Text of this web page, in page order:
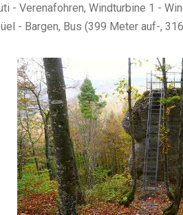
- Verenafohren, Windturbine 1 -
- Bargen, Bus (399 Meter auf-,